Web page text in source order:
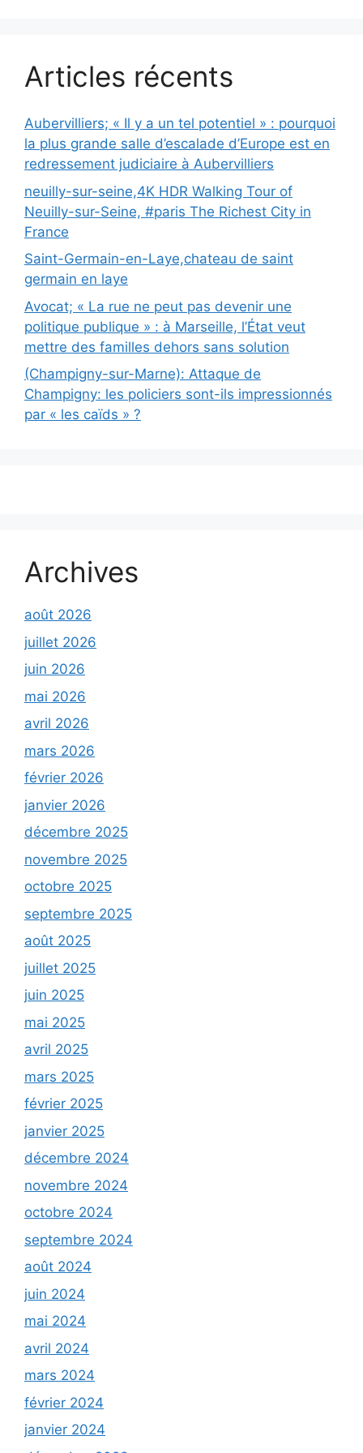
Articles récents
Aubervilliers; « Il y a un tel potentiel » : pourquoi
la plus grande salle d’escalade d’Europe est en
redressement judiciaire à Aubervilliers
neuilly-sur-seine,4K HDR Walking Tour of
Neuilly-sur-Seine, #paris The Richest City in
France
Saint-Germain-en-Laye,chateau de saint
germain en laye
Avocat; « La rue ne peut pas devenir une
politique publique » : à Marseille, l’État veut
mettre des familles dehors sans solution
(Champigny-sur-Marne): Attaque de
Champigny: les policiers sont-ils impressionnés
par « les caïds » ?
Archives
août 2026
juillet 2026
juin 2026
mai 2026
avril 2026
mars 2026
février 2026
janvier 2026
décembre 2025
novembre 2025
octobre 2025
septembre 2025
août 2025
juillet 2025
juin 2025
mai 2025
avril 2025
mars 2025
février 2025
janvier 2025
décembre 2024
novembre 2024
octobre 2024
septembre 2024
août 2024
juin 2024
mai 2024
avril 2024
mars 2024
février 2024
janvier 2024